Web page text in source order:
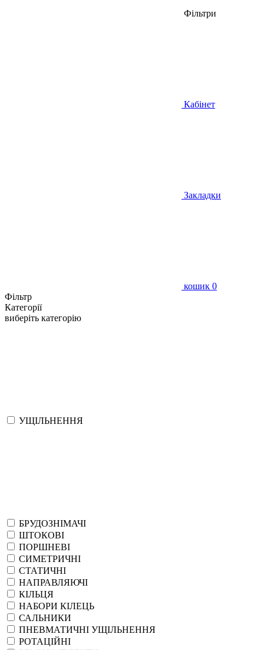
Фільтри
Кабінет
Закладки
кошик 0
Фільтр
Категорії
виберіть категорію
УЩІЛЬНЕННЯ
БРУДОЗНІМАЧІ
ШТОКОВІ
ПОРШНЕВІ
СИМЕТРИЧНІ
СТАТИЧНІ
НАПРАВЛЯЮЧІ
КІЛЬЦЯ
НАБОРИ КІЛЕЦЬ
САЛЬНИКИ
ПНЕВМАТИЧНІ УЩІЛЬНЕННЯ
РОТАЦІЙНІ